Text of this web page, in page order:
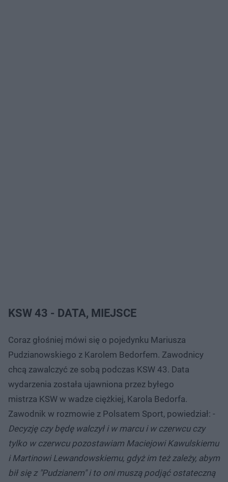
KSW 43 - DATA, MIEJSCE
Coraz głośniej mówi się o pojedynku Mariusza
Pudzianowskiego z Karolem Bedorfem. Zawodnicy
chcą zawalczyć ze sobą podczas KSW 43. Data
wydarzenia została ujawniona przez byłego
mistrza KSW w wadze ciężkiej, Karola Bedorfa.
Zawodnik w rozmowie z Polsatem Sport, powiedział: -
Decyzję czy będę walczył i w marcu i w czerwcu czy
tylko w czerwcu pozostawiam Maciejowi Kawulskiemu
i Martinowi Lewandowskiemu, gdyż im też zależy, abym
bił się z "Pudzianem" i to oni muszą podjąć ostateczną